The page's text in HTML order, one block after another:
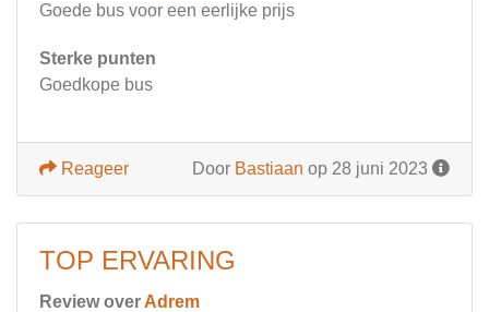
Goede bus voor een eerlijke prijs
Sterke punten
Goedkope bus
Door Bastiaan op 28 juni 2023
Reageer
TOP ERVARING
Review over Adrem